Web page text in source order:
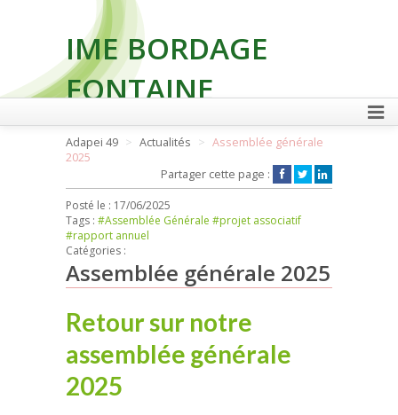
IME BORDAGE
FONTAINE
FAIRE UN DON
Adapei 49 Actualités
Assemblée générale
2025
Partager cette page :
Posté le : 17/06/2025
Tags : #Assemblée Générale #projet associatif
#rapport annuel
Catégories :
Assemblée générale 2025
Retour sur notre
assemblée générale
2025